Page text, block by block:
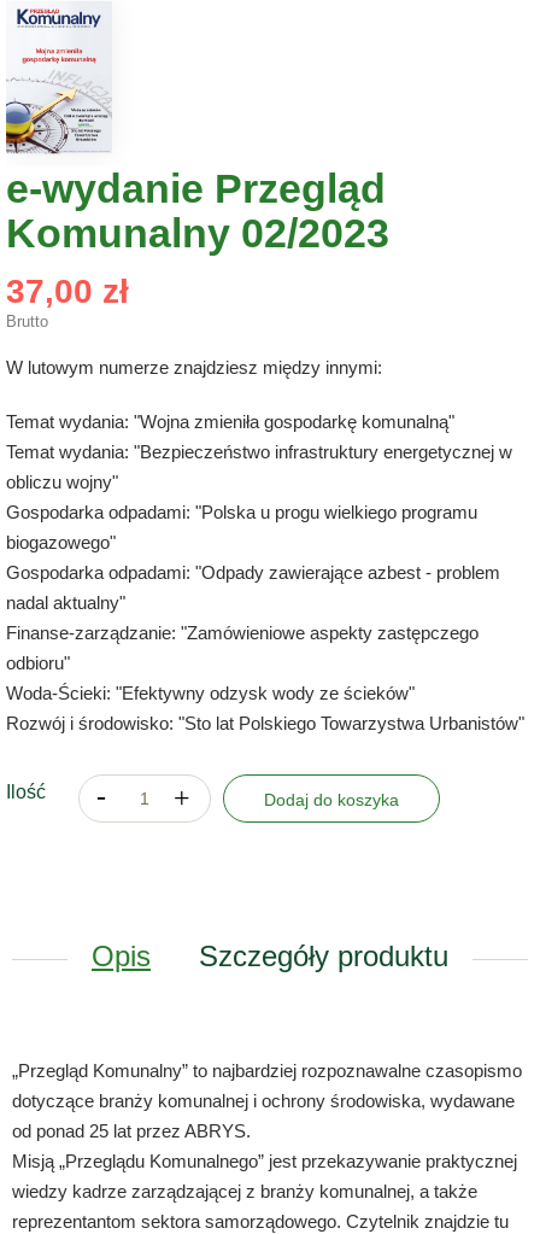
e-wydanie Przegląd
Komunalny 02/2023
37,00 zł
Brutto
W lutowym numerze znajdziesz między innymi:
Temat wydania: "Wojna zmieniła gospodarkę komunalną"
Temat wydania: "Bezpieczeństwo infrastruktury energetycznej w
obliczu wojny"
Gospodarka odpadami: "Polska u progu wielkiego programu
biogazowego"
Gospodarka odpadami: "Odpady zawierające azbest - problem
nadal aktualny"
Finanse-zarządzanie: "Zamówieniowe aspekty zastępczego
odbioru"
Woda-Ścieki: "Efektywny odzysk wody ze ścieków"
Rozwój i środowisko: "Sto lat Polskiego Towarzystwa Urbanistów"
Ilość Dodaj do koszyka
Opis Szczegóły produktu
„Przegląd Komunalny” to najbardziej rozpoznawalne czasopismo
dotyczące branży komunalnej i ochrony środowiska, wydawane
od ponad 25 lat przez ABRYS.
Misją „Przeglądu Komunalnego” jest przekazywanie praktycznej
wiedzy kadrze zarządzającej z branży komunalnej, a także
reprezentantom sektora samorządowego. Czytelnik znajdzie tu